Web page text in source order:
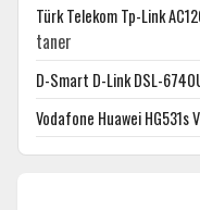
Türk Telekom Tp-Link
taner
D-Smart D-Link DSL-
Vodafone Huawei HG531s